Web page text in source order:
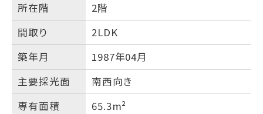
所在階
2階
間取り
2LDK
築年月
1987年04月
主要採光面
南西向き
専有面積
65.3m²